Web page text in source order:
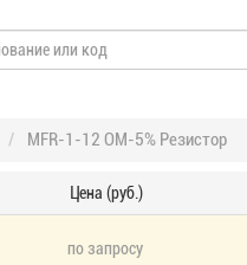
MFR-1-12 ОМ-5% Резистор
Цена (руб.)
по запросу